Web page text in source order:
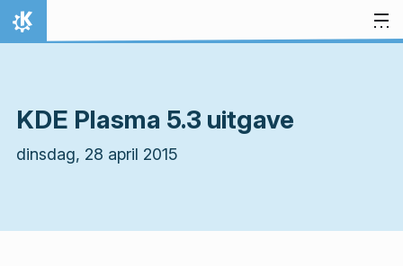
Spring naar inhoud
Thuis
KDE Plasma 5.3 uitgave
dinsdag, 28 april 2015